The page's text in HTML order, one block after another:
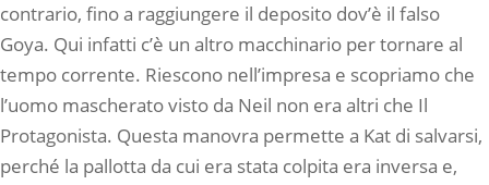
contrario, fino a raggiungere il deposito dov’è il falso
Goya. Qui infatti c’è un altro macchinario per tornare al
tempo corrente. Riescono nell’impresa e scopriamo che
l’uomo mascherato visto da Neil non era altri che Il
Protagonista. Questa manovra permette a Kat di salvarsi,
perché la pallotta da cui era stata colpita era inversa e,